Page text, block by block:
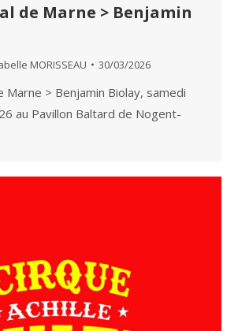
de Marne > Benjamin
MORISSEAU 30/03/2026
Marne > Benjamin Biolay, samedi
au Pavillon Baltard de Nogent-